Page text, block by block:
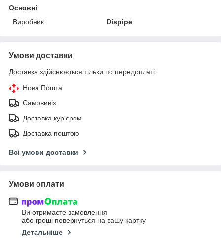
Основні
Виробник
Dispipe
Умови доставки
Доставка здійснюється тільки по передоплаті.
Нова Пошта
Самовивіз
Доставка кур'єром
Доставка поштою
Всі умови доставки
Умови оплати
Ви отримаєте замовлення
або гроші повернуться на вашу картку
Детальніше